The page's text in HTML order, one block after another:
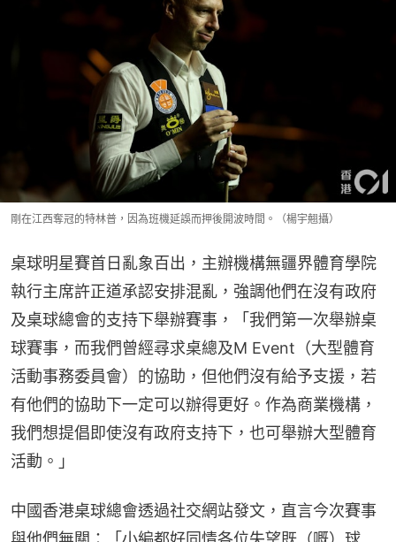
剛在江西奪冠的特林普，因為班機延誤而押後開波時間。（楊宇翹攝）
桌球明星賽首日亂象百出，主辦機構無疆界體育學院
執行主席許正道承認安排混亂，強調他們在沒有政府
及桌球總會的支持下舉辦賽事，「我們第一次舉辦桌
球賽事，而我們曾經尋求桌總及M Event（大型體育
活動事務委員會）的協助，但他們沒有給予支援，若
有他們的協助下一定可以辦得更好。作為商業機構，
我們想提倡即使沒有政府支持下，也可舉辦大型體育
活動。」
中國香港桌球總會透過社交網站發文，直言今次賽事